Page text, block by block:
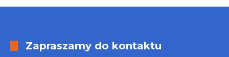
Zapraszamy do kontaktu